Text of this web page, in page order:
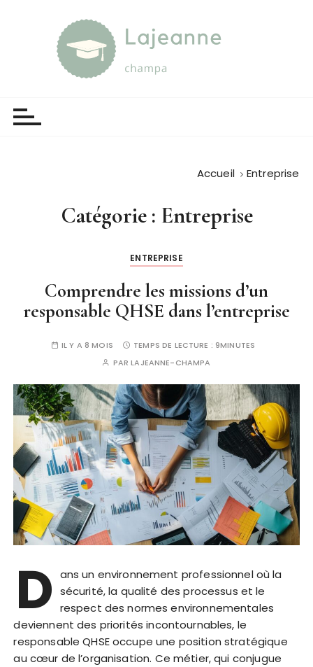
Accueil Entreprise
Catégorie : Entreprise
ENTREPRISE
Comprendre les missions d’un
responsable QHSE dans l’entreprise
IL Y A 8 MOIS TEMPS DE LECTURE : 9MINUTES
PARLAJEANNE-CHAMPA
D ans un environnement professionnel où la
sécurité, la qualité des processus et le
respect des normes environnementales
deviennent des priorités incontournables, le
responsable QHSE occupe une position stratégique
au cœur de l’organisation. Ce métier, qui conjugue